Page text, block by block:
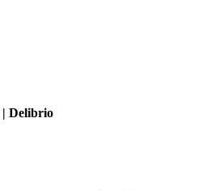
| Delibrio